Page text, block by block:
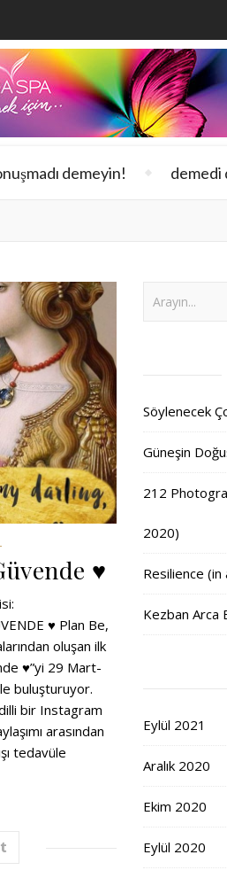
demeyin! demedi
♥
♥ Plan Be,
oluşan ilk
♥”yi 29 Mart-
buluşturuyor.
bir Instagram
arasından
tedavüle
Söylenecek
Güneşin
212
2020)
Resilience (in
Kezban Arca
Eylül 2021
Aralık 2020
Ekim 2020
Eylül 2020